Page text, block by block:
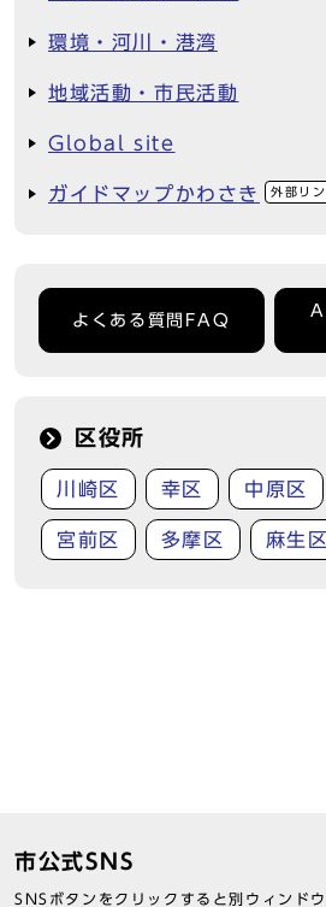
環境・河川・港湾
地域活動・市民活動
Global site
ガイドマップかわさき 外部リン
よくある質問FAQ
区役所
川崎区 幸区 中原区
宮前区 多摩区 麻生区
市公式SNS
SNSボタンをクリックすると別ウィンド